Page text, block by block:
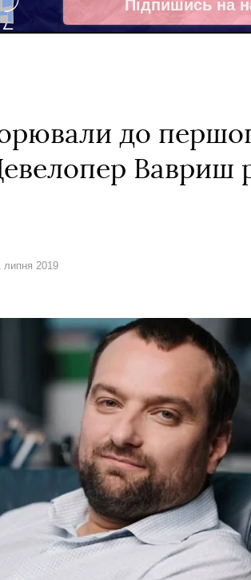
Підпишись на
Facebook
до
Вавриш
липня 2019